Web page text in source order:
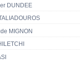
DUNDEE
MIGNON